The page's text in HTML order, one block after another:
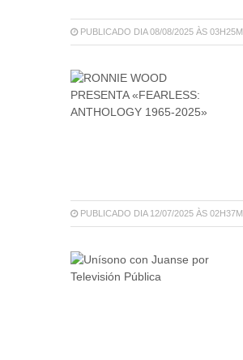
PUBLICADO DIA 08/08/2025 ÀS
PUBLICADO DIA 12/07/2025 ÀS